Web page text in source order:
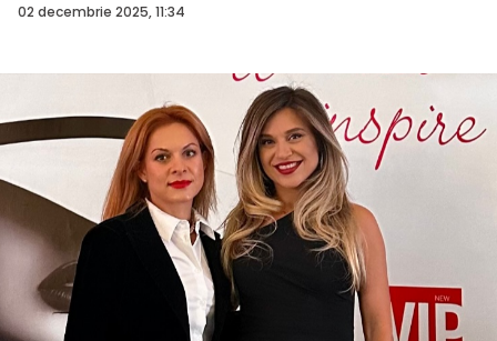
02 decembrie 2025, 11:34